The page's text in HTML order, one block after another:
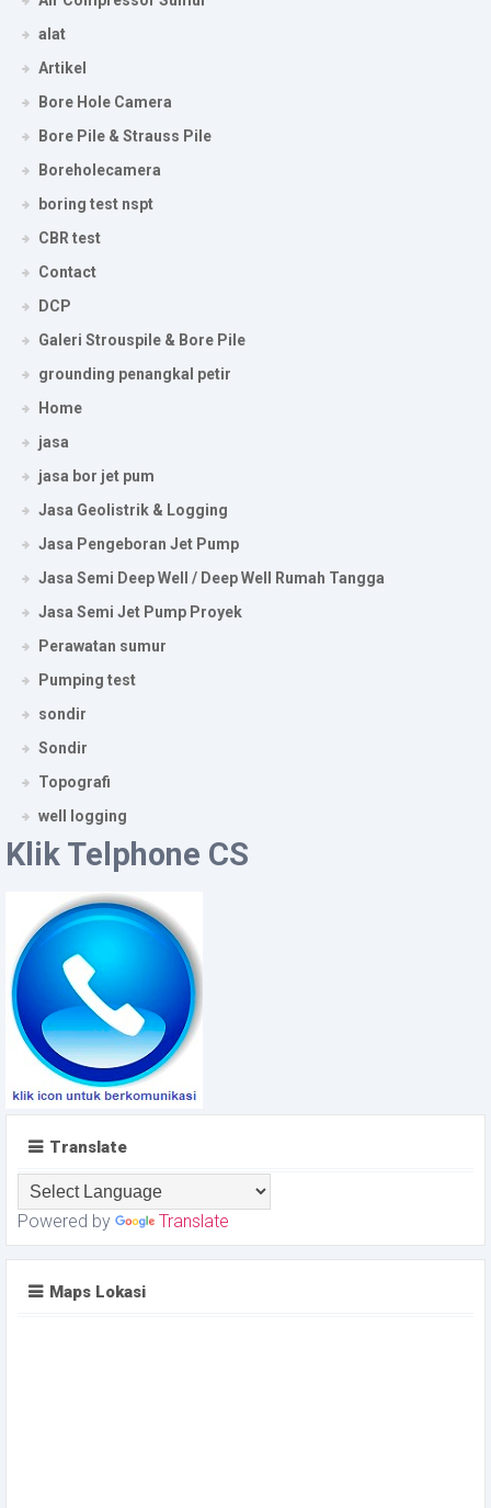
alat
Artikel
Bore Hole Camera
Bore Pile & Strauss Pile
Boreholecamera
boring test nspt
CBR test
Contact
DCP
Galeri Strouspile & Bore Pile
grounding penangkal petir
Home
jasa
jasa bor jet pum
Jasa Geolistrik & Logging
Jasa Pengeboran Jet Pump
Jasa Semi Deep Well / Deep Well Rumah Tangga
Jasa Semi Jet Pump Proyek
Perawatan sumur
Pumping test
sondir
Sondir
Topografi
well logging
Klik Telphone CS
Translate
Powered by Translate
Maps Lokasi